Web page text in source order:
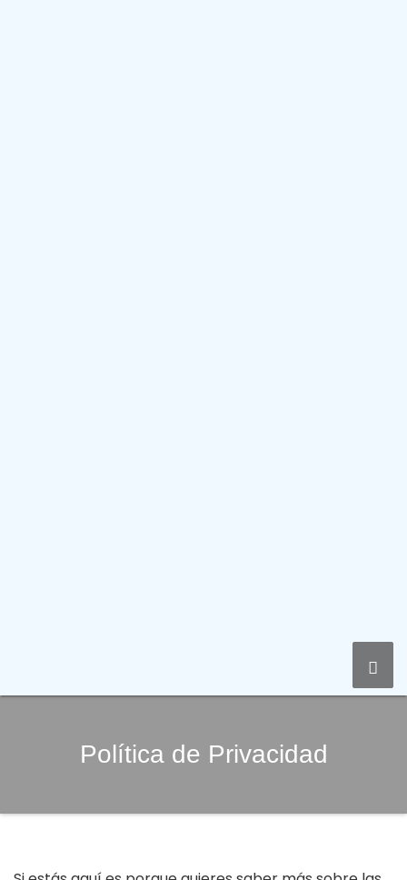
Política de Privacidad